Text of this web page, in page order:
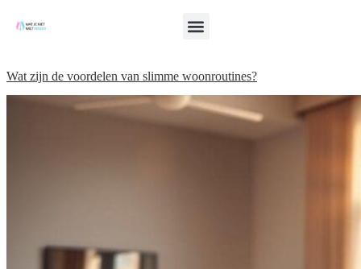
Wat zijn de voordelen van slimme woonroutines?